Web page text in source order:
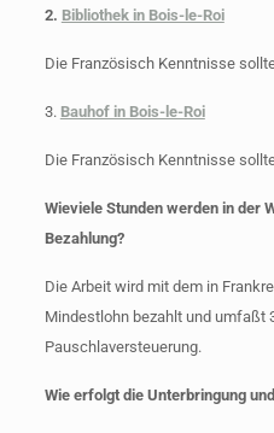
2. Bibliothek in Bois-le-Roi
Die Französisch Kenntnisse
3. Bauhof in Bois-le-Roi
Die Französisch Kenntnisse
Wieviele Stunden werden in der
Bezahlung?
Die Arbeit wird mit dem in
Mindestlohn bezahlt und umfaßt
Pauschlaversteuerung.
Wie erfolgt die Unterbringung